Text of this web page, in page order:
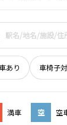
あり 車椅子
満車 空 空